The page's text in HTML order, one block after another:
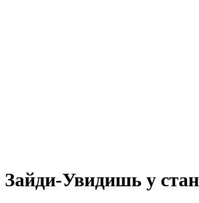
Увидишь у